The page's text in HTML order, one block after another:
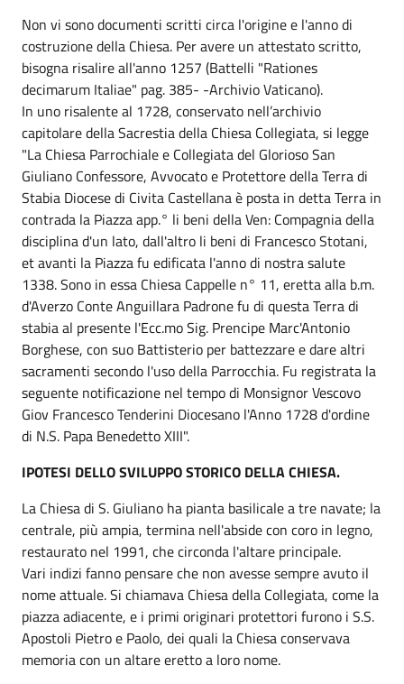
Non vi sono documenti scritti circa l'origine e l'anno di
costruzione della Chiesa. Per avere un attestato scritto,
bisogna risalire all'anno 1257 (Battelli "Rationes
decimarum Italiae" pag. 385- -Archivio Vaticano).
In uno risalente al 1728, conservato nell’archivio
capitolare della Sacrestia della Chiesa Collegiata, si legge
"La Chiesa Parrochiale e Collegiata del Glorioso San
Giuliano Confessore, Avvocato e Protettore della Terra di
Stabia Diocese di Civita Castellana è posta in detta Terra in
contrada la Piazza app.° li beni della Ven: Compagnia della
disciplina d'un lato, dall'altro li beni di Francesco Stotani,
et avanti la Piazza fu edificata l'anno di nostra salute
1338. Sono in essa Chiesa Cappelle n° 11, eretta alla b.m.
d'Averzo Conte Anguillara Padrone fu di questa Terra di
stabia al presente l'Ecc.mo Sig. Prencipe Marc'Antonio
Borghese, con suo Battisterio per battezzare e dare altri
sacramenti secondo l'uso della Parrocchia. Fu registrata la
seguente notificazione nel tempo di Monsignor Vescovo
Giov Francesco Tenderini Diocesano l'Anno 1728 d'ordine
di N.S. Papa Benedetto XIII".
IPOTESI DELLO SVILUPPO STORICO DELLA CHIESA.
La Chiesa di S. Giuliano ha pianta basilicale a tre navate; la
centrale, più ampia, termina nell'abside con coro in legno,
restaurato nel 1991, che circonda l'altare principale.
Vari indizi fanno pensare che non avesse sempre avuto il
nome attuale. Si chiamava Chiesa della Collegiata, come la
piazza adiacente, e i primi originari protettori furono i S.S.
Apostoli Pietro e Paolo, dei quali la Chiesa conservava
memoria con un altare eretto a loro nome.